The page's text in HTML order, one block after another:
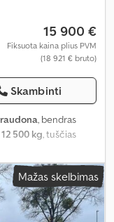
15 900 €
Fiksuota kaina plius PVM
(18 921 € bruto)
Skambinti
raudona, bendras
12 500 kg , tuščias
Mažas skelbimas